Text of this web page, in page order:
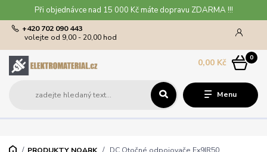
Při objednávce nad 15 000 Kč máte dopravu ZDARMA !!!
Menu
+420 702 090 443
volejte od 9,00 - 20,00 hod
0
0,00 Kč